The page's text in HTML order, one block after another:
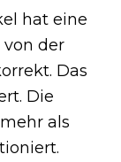
hat eine
von der
Das
Die
als